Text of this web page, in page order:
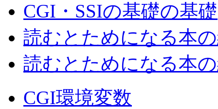
CGI・SSIの基礎の基礎
読むとためになる本
読むとためになる本
CGI環境変数